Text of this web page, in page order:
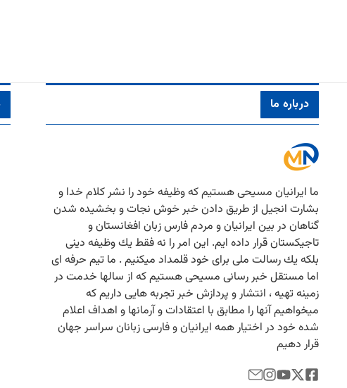
درباره ما
ما ایرانیان مسیحی هستیم كه وظیفه خود را نشر كلام خدا و
بشارت انجیل از طریق دادن خبر خوش نجات و بخشیده شدن
گناهان در بین ایرانیان و مردم فارس زبان افغانستان و
تاجیكستان قرار داده ایم. این امر را نه فقط یك وظیفه دینی
بلكه یك رسالت ملی برای خود قلمداد میكنیم . ما تیم حرفه ای
اما مستقل خبر رسانی مسیحی هستیم كه از سالها خدمت در
زمینه تهیه ، انتشار و پردازش خبر تجربه هایی داریم كه
میخواهیم آنها را مطابق با اعتقادات و آرمانها و اهداف اعلام
شده خود در اختیار همه ایرانیان و فارسی زبانان سراسر جهان
قرار دهیم